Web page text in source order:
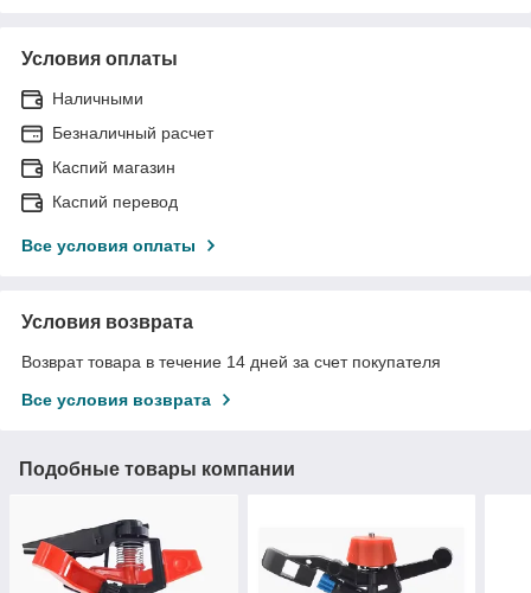
Условия оплаты
Наличными
Безналичный расчет
Каспий магазин
Каспий перевод
Все условия оплаты
Условия возврата
Возврат товара в течение 14 дней за счет покупателя
Все условия возврата
Подобные товары компании